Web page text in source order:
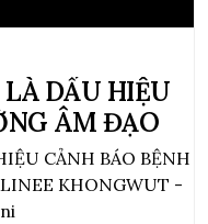
DẤU HIỆU
ÂM ĐẠO
CẢNH BÁO BỆNH
KHONGWUT -